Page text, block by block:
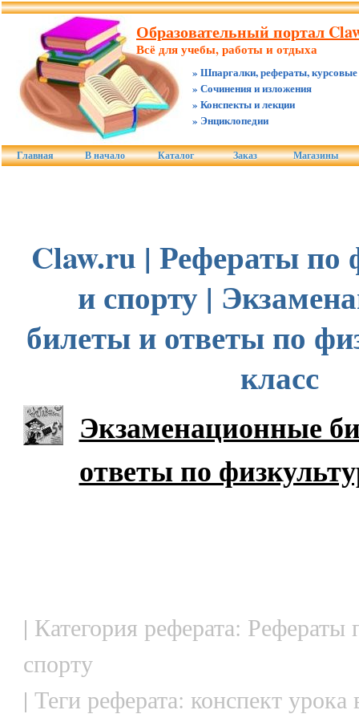
Образовательный портал
Всё для учебы, работы и отдыха
» Шпаргалки, рефераты, курсовые
» Сочинения и изложения
» Конспекты и лекции
» Энциклопедии
Главная В начало Каталог Заказ Магазины
Claw.ru | Рефераты по
и спорту |
билеты и ответы по
класс
Экзаменационные
ответы по
| Категория реферата: Рефераты
спорту
| Теги реферата: конспект